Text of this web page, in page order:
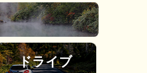
ドライブ